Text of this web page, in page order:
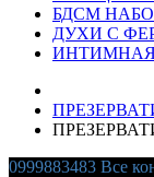
БДСМ
ДУХИ С
0999883483 Все